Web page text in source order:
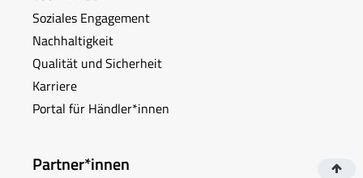
Soziales Engagement
Nachhaltigkeit
Qualität und Sicherheit
Karriere
Portal für Händler*innen
Partner*innen